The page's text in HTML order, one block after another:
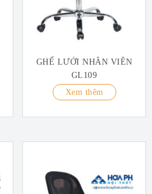
GHẾ LƯỚI NHÂN VIÊN
GL109
Xem thêm